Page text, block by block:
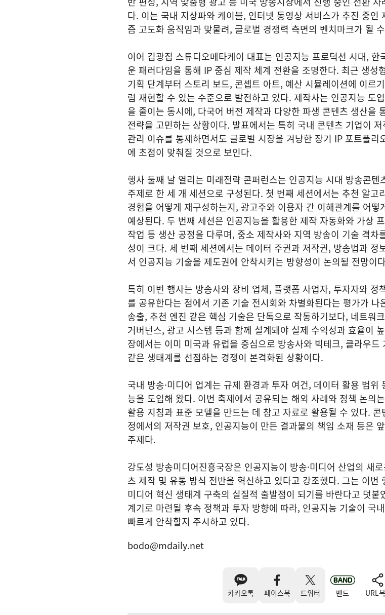
다. 이는 국내 지상파와 케이블, 인터넷 동영상 서비스가 추진 중인
즘 고도화 움직임과 맞물려, 글로벌 경쟁력 측면의 벤치마크가 될
이어 김광집 스튜디오메타케이 대표는 인공지능 프로덕션 시대, 한
운 패러다임을 통해 IP 중심 제작 체계 전환을 조명한다. 최근 생성
기획 단계부터 스토리 보드, 콘셉트 아트, 예산 시뮬레이션에 이르
럼 재현할 수 있는 수준으로 발전하고 있다. 제작사는 인공지능 도
을 줄이는 동시에, 다국어 버전 제작과 다양한 파생 콘텐츠 생산을
전략을 고민하는 상황이다. 발표에서는 특히 국내 콘텐츠 기업이
관리 이슈를 통제하면서도 글로벌 시장을 겨냥한 장기 IP 포트폴리
에 초점이 맞춰질 것으로 보인다.
행사 둘째 날 열리는 미래전략 콘퍼런스는 인공지능 시대 방송콘텐
주제로 한 세 개 세션으로 구성된다. 첫 번째 세션에서는 추천 알고
경험을 어떻게 재구성하는지, 광고주와 이용자 간 이해관계를 어떻
예상된다. 두 번째 세션은 인공지능을 활용한 제작 자동화와 가상
작업 등 생산 공정을 다루며, 중소 제작사와 지역 방송이 기술 격차
성이 크다. 세 번째 세션에서는 데이터 주권과 저작권, 방송법과 정
서 인공지능 기술을 제도권에 안착시키는 방향성이 논의될 전망이
특히 이번 행사는 방송사와 장비 업체, 플랫폼 사업자, 투자자와 정
를 공유한다는 점에서 기존 기술 전시회와 차별화된다는 평가가 나
송출, 추천 엔진 같은 핵심 기술은 단독으로 작동하기보다, 네트워
거버넌스, 광고 시스템 등과 함께 설계돼야 실제 수익성과 효율이
장에서는 이미 미국과 유럽을 중심으로 방송사와 빅테크, 클라우드
같은 생태계를 선점하는 경쟁이 본격화된 상황이다.
국내 방송·미디어 업계는 규제 환경과 투자 여건, 데이터 활용 범위
능을 도입해 왔다. 이번 축제에서 공유되는 해외 사례와 정책 논의
활용 지침과 표준 모델을 만드는 데 참고 자료로 활용될 수 있다.
정에서의 저작권 보호, 인공지능이 만든 결과물의 책임 소재 등은
주제다.
강도성 방송미디어진흥국장은 인공지능이 방송·미디어 산업의 새
츠 제작 및 유통 방식 전반을 혁신하고 있다고 강조했다. 그는 이번
미디어 혁신 생태계 구축의 실질적 출발점이 되기를 바란다고 덧붙
계기로 마련될 후속 정책과 투자 방향에 따라, 인공지능 기술이 국
빠르게 안착할지 주시하고 있다.
bodo@mdaily.net
카카오톡 페이스북 트위터 밴드 URL